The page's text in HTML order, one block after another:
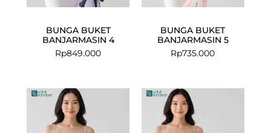
BUNGA BUKET
BANJARMASIN 4
Rp849.000
BUNGA BUKET
BANJARMASIN 5
Rp735.000